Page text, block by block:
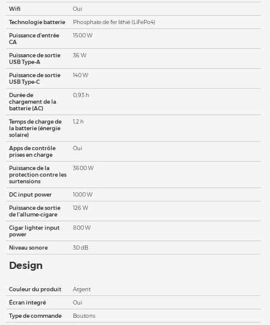
Wifi
Oui
Technologie batterie
Phosphate de fer lithié (LiFePo4)
Puissance d'entrée
CA
1500 W
Puissance de sortie
USB Type-A
36 W
Puissance de sortie
USB Type-C
140 W
Durée de
chargement de la
batterie (AC)
0,93 h
Temps de charge de
la batterie (énergie
solaire)
1,2 h
Apps de contrôle
prises en charge
Oui
Puissance de la
protection contre les
surtensions
3600 W
DC input power
1000 W
Puissance de sortie
de l'allume-cigare
126 W
Cigar lighter input
power
800 W
Niveau sonore 30 dB
Design
Couleur du produit
Argent
Écran integré
Oui
Type de commande
Boutons